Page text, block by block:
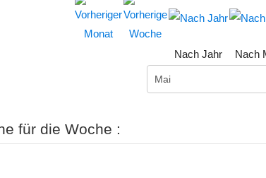
Nach Jahr Nach
für die Woche :